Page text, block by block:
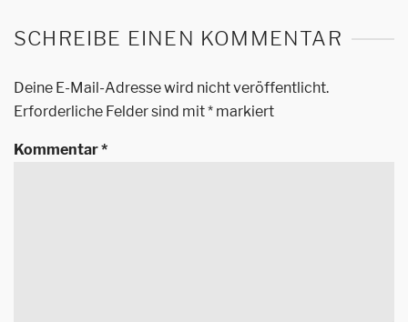
SCHREIBE EINEN KOMMENTAR
Deine E-Mail-Adresse wird nicht veröffentlicht.
Erforderliche Felder sind mit* markiert
Kommentar*